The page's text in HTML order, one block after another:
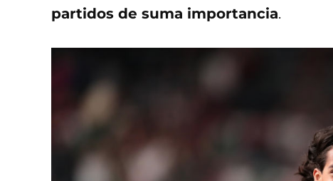
partidos de suma importancia.